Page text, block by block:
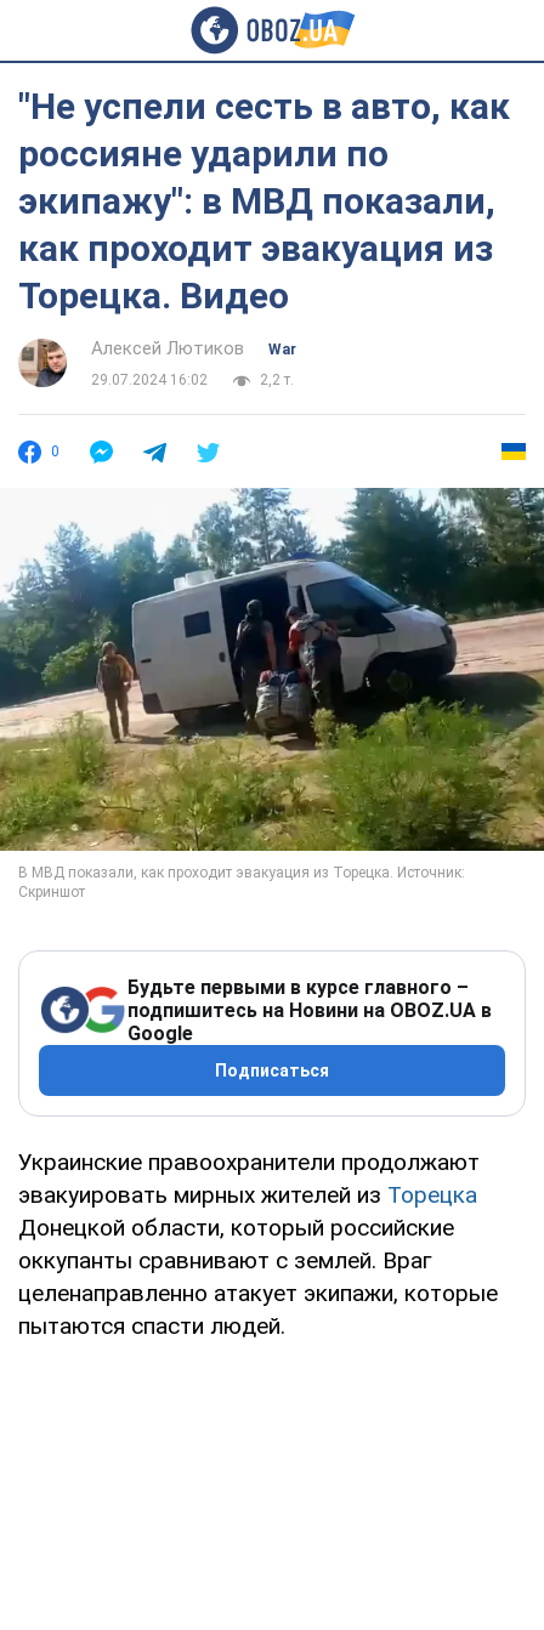
"Не успели сесть в авто, как
россияне ударили по
экипажу": в МВД показали,
как проходит эвакуация из
Торецка. Видео
Алексей Лютиков
War
29.07.2024 16:02
2,2 т.
0
Будьте первыми в курсе главного –
подпишитесь на Новини на OBOZ.UA в
Google
Подписаться
Украинские правоохранители продолжают
эвакуировать мирных жителей из Торецка
Донецкой области, который российские
оккупанты сравнивают с землей. Враг
целенаправленно атакует экипажи, которые
пытаются спасти людей.